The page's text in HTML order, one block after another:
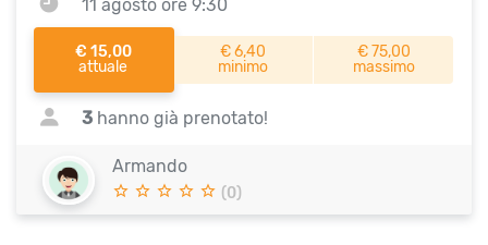
11 agosto ore 9:30
€ 15,00
attuale
€ 6,40
minimo
€ 75,00
massimo
3 hanno già prenotato!
Armando
(0)